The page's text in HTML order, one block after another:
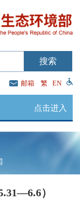
邮箱 繁 EN
点击进入
）